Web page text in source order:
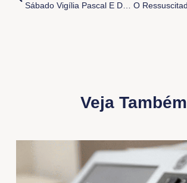
Sábado Vigília Pascal E Domingo De Páscoa
Veja Também